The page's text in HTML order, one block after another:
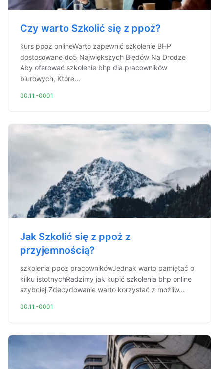
Czy warto Szkolić się z ppoż?
kurs ppoż onlineWarto zapewnić szkolenie BHP
dostosowane do5 Największych Błędów Na Drodze
Aby oferować szkolenie bhp dla pracowników
biurowych, Które...
30.11.-0001
Jak Szkolić się z ppoż z
przyjemnością?
szkolenia ppoż pracownikówJednak warto pamiętać o
kilku istotnychRadzimy jak kupić szkolenia bhp online
szybciej Zdecydowanie warto korzystać z możliw...
30.11.-0001